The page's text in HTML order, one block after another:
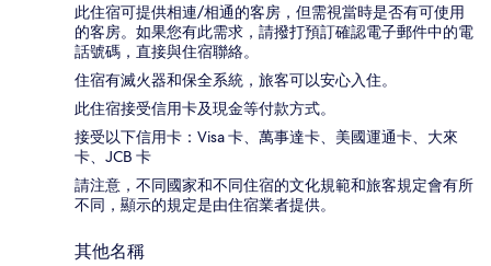
此住宿可提供相連/相通的客房，但需視當時是否有可使用
的客房。如果您有此需求，請撥打預訂確認電子郵件中的電
話號碼，直接與住宿聯絡。
住宿有滅火器和保全系統，旅客可以安心入住。
此住宿接受信用卡及現金等付款方式。
接受以下信用卡：Visa 卡、萬事達卡、美國運通卡、大來
卡、JCB 卡
請注意，不同國家和不同住宿的文化規範和旅客規定會有所
不同，顯示的規定是由住宿業者提供。
其他名稱